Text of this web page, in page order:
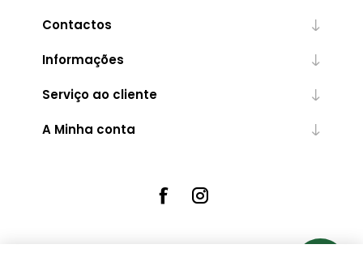
Contactos
Informações
Serviço ao cliente
A Minha conta